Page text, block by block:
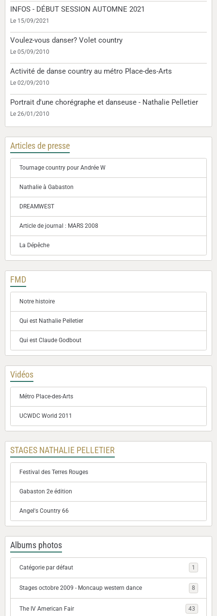
INFOS - DÉBUT SESSION AUTOMNE 2021
Le 15/09/2021
Voulez-vous danser? Volet country
Le 05/09/2010
Activité de danse country au métro Place-des-Arts
Le 02/09/2010
Portrait d'une chorégraphe et danseuse - Nathalie Pelletier
Le 26/01/2010
Articles de presse
Tournage country pour Andrée W
Nathalie à Gabaston
DREAMWEST
Article de journal : MARS 2008
La Dépêche
FMD
Notre histoire
Qui est Nathalie Pelletier
Qui est Claude Godbout
Vidéos
Métro Place-des-Arts
UCWDC World 2011
STAGES NATHALIE PELLETIER
Festival des Terres Rouges
Gabaston 2e édition
Angel's Country 66
Albums photos
Catégorie par défaut 1
Stages octobre 2009 - Moncaup western dance 8
The IV American Fair 43